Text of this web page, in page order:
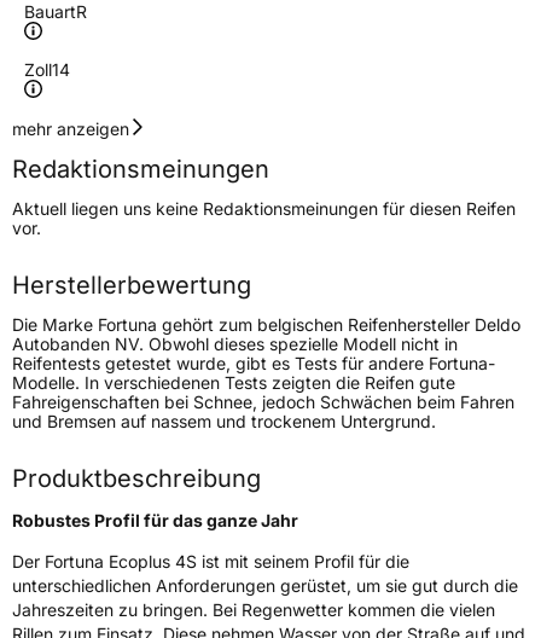
BauartR
Zoll14
Geschwindigkeitsindex
Lastindex 82
Generelle Merkmale
FahrzeugtypPKW
VerwendungGanzjahresreifen
ModellnameEcoplus 4S
Weitere Eigenschaften
SchlauchtypTL
ZustandNeureifen
mehr anzeigen
Redaktionsmeinungen
Aktuell liegen uns keine Redaktionsmeinungen für diesen Reifen
vor.
Herstellerbewertung
Die Marke Fortuna gehört zum belgischen Reifenhersteller Deldo
Autobanden NV. Obwohl dieses spezielle Modell nicht in
Reifentests getestet wurde, gibt es Tests für andere Fortuna-
Modelle. In verschiedenen Tests zeigten die Reifen gute
Fahreigenschaften bei Schnee, jedoch Schwächen beim Fahren
und Bremsen auf nassem und trockenem Untergrund.
Produktbeschreibung
Robustes Profil für das ganze Jahr
Der Fortuna Ecoplus 4S ist mit seinem Profil für die
unterschiedlichen Anforderungen gerüstet, um sie gut durch die
Jahreszeiten zu bringen. Bei Regenwetter kommen die vielen